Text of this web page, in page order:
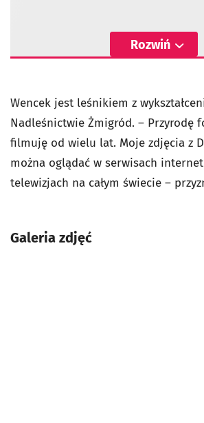
Rozwiń
Wencek jest leśnikiem z
Nadleśnictwie Żmigród. – Przyrodę
filmuję od wielu lat. Moje zdjęcia z
można oglądać w serwisach
telewizjach na całym świecie –
Galeria zdjęć